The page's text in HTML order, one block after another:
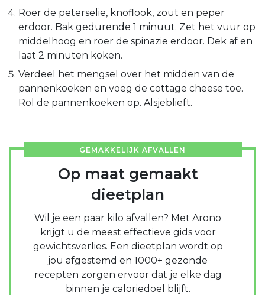
Roer de peterselie, knoflook, zout en peper
erdoor. Bak gedurende 1 minuut. Zet het vuur op
middelhoog en roer de spinazie erdoor. Dek af en
laat 2 minuten koken.
Verdeel het mengsel over het midden van de
pannenkoeken en voeg de cottage cheese toe.
Rol de pannenkoeken op. Alsjeblieft.
GEMAKKELIJK AFVALLEN
Op maat gemaakt
dieetplan
Wil je een paar kilo afvallen? Met Arono
krijgt u de meest effectieve gids voor
gewichtsverlies. Een dieetplan wordt op
jou afgestemd en 1000+ gezonde
recepten zorgen ervoor dat je elke dag
binnen je caloriedoel blijft.